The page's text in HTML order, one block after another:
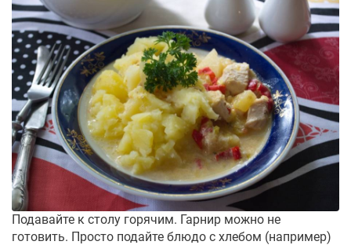
Подавайте к столу горячим. Гарнир можно не
готовить. Просто подайте блюдо с хлебом (например)